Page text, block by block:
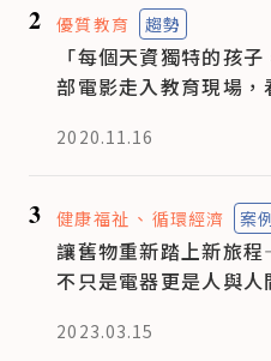
2 優質教育 趨勢
「每個天資獨特的孩
部電影走入教育現場
2020.11.16
3 健康福祉 循環經濟 案
讓舊物重新踏上新旅
不只是電器更是人與人
2023.03.15